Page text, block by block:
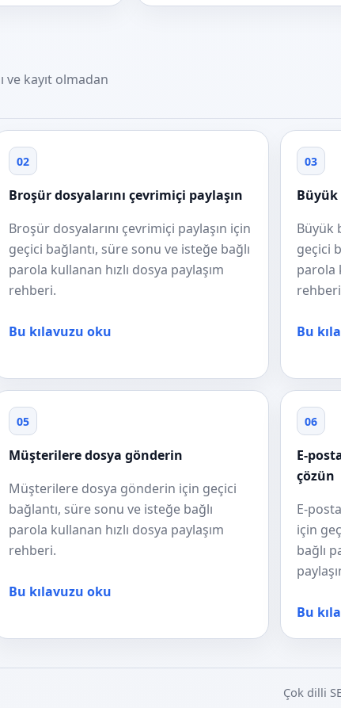
ve kayıt olmadan
02
Broşür dosyalarını çevrimiçi paylaşın
Broşür dosyalarını çevrimiçi paylaşın için
geçici bağlantı, süre sonu ve isteğe bağlı
parola kullanan hızlı dosya paylaşım
rehberi.
Bu kılavuzu oku
03
Büyük
geçici
parola
Bu
05
Müşterilere dosya gönderin
Müşterilere dosya gönderin için geçici
bağlantı, süre sonu ve isteğe bağlı
parola kullanan hızlı dosya paylaşım
rehberi.
Bu kılavuzu oku
06
E-
çözün
E-
için
bağlı
Bu
Çok dilli